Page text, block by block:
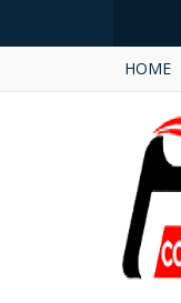
HOME